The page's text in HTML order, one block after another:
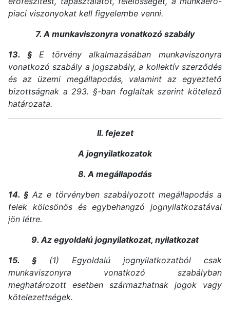
piaci viszonyokat kell figyelembe venni.
7. A munkaviszonyra vonatkozó szabály
13. §E törvény alkalmazásában munkaviszonyra
vonatkozó szabály a jogszabály, a kollektív szerződés
és az üzemi megállapodás, valamint az egyeztető
bizottságnak a 293. §-ban foglaltak szerint kötelező
határozata.
II. fejezet
A jognyilatkozatok
8. A megállapodás
14. § Az e törvényben szabályozott megállapodás a
felek kölcsönös és egybehangzó jognyilatkozatával
jön létre.
9. Az egyoldalú jognyilatkozat, nyilatkozat
15. § (1) Egyoldalú jognyilatkozatból csak
munkaviszonyra vonatkozó szabályban
meghatározott esetben származhatnak jogok vagy
kötelezettségek.